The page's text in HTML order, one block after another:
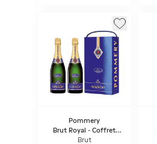
Pommery
Brut Royal - Coffret
Duo 2 bouteilles
Brut